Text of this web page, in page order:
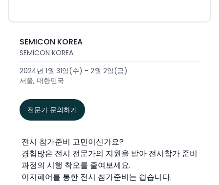
SEMICON KOREA
SEMICON KOREA
2024년 1월 31일(수) - 2월 2일(금)
서울, 대한민국
전문가 문의하기
전시 참가준비 고민이신가요?
경험많은 전시 전문가의 지원을 받아 전시참가 준비
과정의 시행 착오를 줄여보세요.
이지페어를 통한 전시 참가준비는 쉽습니다.